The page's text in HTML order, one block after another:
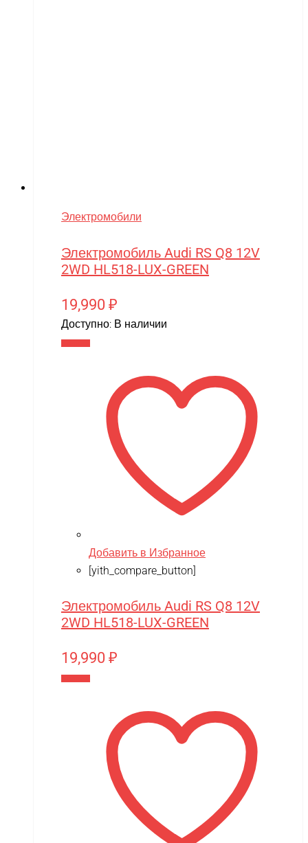
Электромобили
Электромобиль Audi RS Q8 12V
2WD HL518-LUX-GREEN
19,990 ₽
Доступно: В наличии
Добавить в Избранное
[yith_compare_button]
Электромобиль Audi RS Q8 12V
2WD HL518-LUX-GREEN
19,990 ₽